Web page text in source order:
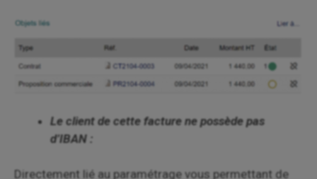
Le client de cette facture ne possède pas
d’IBAN :
Directement lié au paramétrage vous permettant de